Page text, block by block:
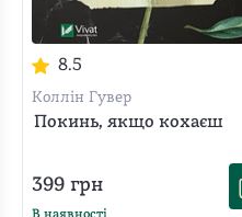
8.5
Коллін Гувер
Покинь, якщо кохаєш
399 грн
В наявності